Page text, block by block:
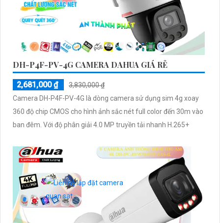
DH-P4F-PV-4G CAMERA DAHUA GIÁ RẺ
2,681,000 ₫
3,830,000 ₫
Camera DH-P4F-PV-4G là dòng camera sử dụng sim 4g xoay
360 độ chip CMOS cho hình ảnh sắc nét full color đến 30m vào
ban đêm. Với độ phân giải 4.0 MP truyền tải nhanh H.265+